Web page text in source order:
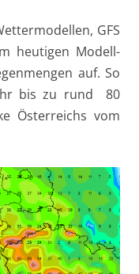
GFS
heutigen Modell-
auf. So
bis zu rund 80
Österreichs vom